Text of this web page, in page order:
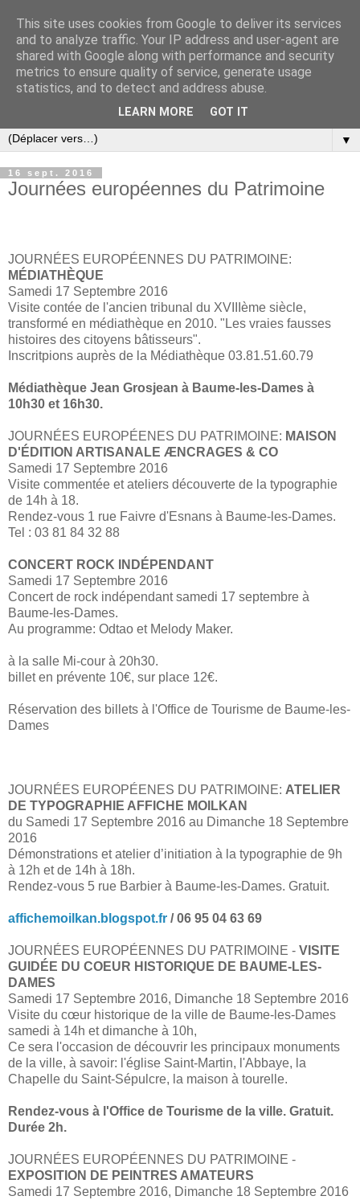
▼
16 sept. 2016
Journées européennes du Patrimoine
JOURNÉES EUROPÉENNES DU PATRIMOINE:
MÉDIATHÈQUE
Samedi 17 Septembre 2016
Visite contée de l'ancien tribunal du XVIIIème siècle,
transformé en médiathèque en 2010. "Les vraies fausses
histoires des citoyens bâtisseurs".
Inscritpions auprès de la Médiathèque 03.81.51.60.79
Médiathèque Jean Grosjean à Baume-les-Dames à
10h30 et 16h30.
JOURNÉES EUROPÉENES DU PATRIMOINE: MAISON
D'ÉDITION ARTISANALE ÆNCRAGES & CO
Samedi 17 Septembre 2016
Visite commentée et ateliers découverte de la typographie
de 14h à 18.
Rendez-vous 1 rue Faivre d'Esnans à Baume-les-Dames.
Tel : 03 81 84 32 88
CONCERT ROCK INDÉPENDANT
Samedi 17 Septembre 2016
Concert de rock indépendant samedi 17 septembre à
Baume-les-Dames.
Au programme: Odtao et Melody Maker.
à la salle Mi-cour à 20h30.
billet en prévente 10€, sur place 12€.
Réservation des billets à l'Office de Tourisme de Baume-les-
Dames
JOURNÉES EUROPÉENES DU PATRIMOINE: ATELIER
DE TYPOGRAPHIE AFFICHE MOILKAN
du Samedi 17 Septembre 2016 au Dimanche 18 Septembre
2016
Démonstrations et atelier d’initiation à la typographie de 9h
à 12h et de 14h à 18h.
Rendez-vous 5 rue Barbier à Baume-les-Dames. Gratuit.
affichemoilkan.blogspot.fr / 06 95 04 63 69
JOURNÉES EUROPÉENNES DU PATRIMOINE - VISITE
GUIDÉE DU COEUR HISTORIQUE DE BAUME-LES-
DAMES
Samedi 17 Septembre 2016, Dimanche 18 Septembre 2016
Visite du cœur historique de la ville de Baume-les-Dames
samedi à 14h et dimanche à 10h,
Ce sera l'occasion de découvrir les principaux monuments
de la ville, à savoir: l'église Saint-Martin, l'Abbaye, la
Chapelle du Saint-Sépulcre, la maison à tourelle.
Rendez-vous à l'Office de Tourisme de la ville. Gratuit.
Durée 2h.
JOURNÉES EUROPÉENNES DU PATRIMOINE -
EXPOSITION DE PEINTRES AMATEURS
Samedi 17 Septembre 2016, Dimanche 18 Septembre 2016
This site uses cookies from Google to deliver its services
and to analyze traffic. Your IP address and user-agent are
shared with Google along with performance and security
metrics to ensure quality of service, generate usage
statistics, and to detect and address abuse.
LEARN MORE GOT IT